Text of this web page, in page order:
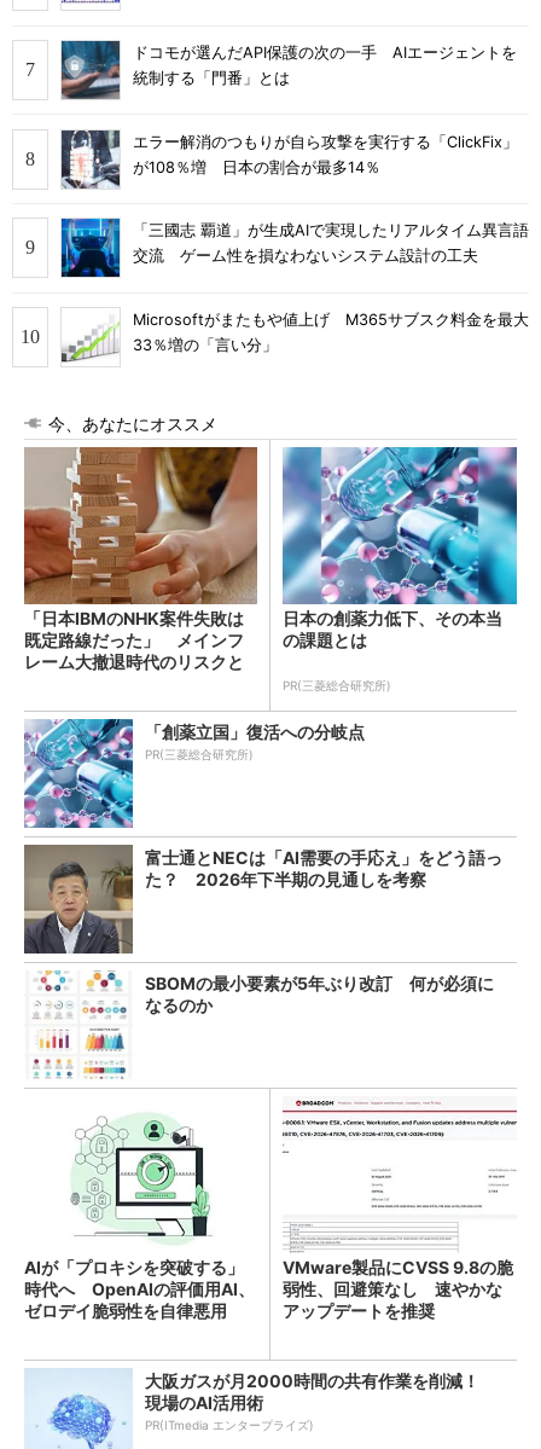
ドコモが選んだAPI保護の次の一手 AIエージェントを
統制する「門番」とは
エラー解消のつもりが自ら攻撃を実行する「ClickFix」
が108％増 日本の割合が最多14％
「三國志 覇道」が生成AIで実現したリアルタイム異言語
交流 ゲーム性を損なわないシステム設計の工夫
Microsoftがまたもや値上げ M365サブスク料金を最大
33％増の「言い分」
今、あなたにオススメ
「日本IBMのNHK案件失敗は
既定路線だった」 メインフ
レーム大撤退時代のリスクと
日本の創薬力低下、その本当
の課題とは
PR(三菱総合研究所)
「創薬立国」復活への分岐点
PR(三菱総合研究所)
富士通とNECは「AI需要の手応え」をどう語っ
た？ 2026年下半期の見通しを考察
SBOMの最小要素が5年ぶり改訂 何が必須に
なるのか
AIが「プロキシを突破する」
時代へ OpenAIの評価用AI、
ゼロデイ脆弱性を自律悪用
VMware製品にCVSS 9.8の脆
弱性、回避策なし 速やかな
アップデートを推奨
大阪ガスが月2000時間の共有作業を削減！
現場のAI活用術
PR(ITmedia エンタープライズ)